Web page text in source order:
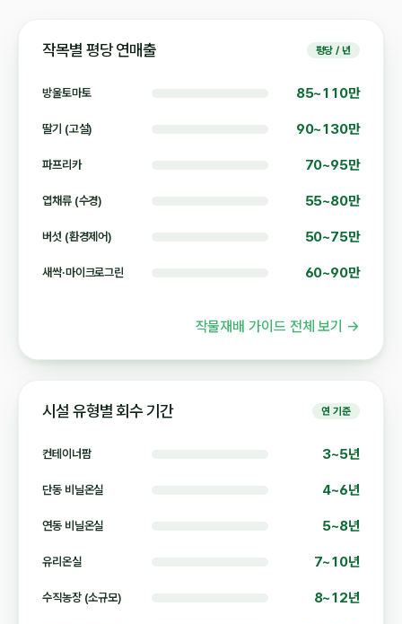
작목별 평당 연매출 평당 / 년
방울토마토 85~110만
딸기 (고설) 90~130만
파프리카 70~95만
엽채류 (수경) 55~80만
버섯 (환경제어) 50~75만
새싹·마이크로그린 60~90만
작물재배 가이드 전체 보기 →
시설 유형별 회수 기간 연 기준
컨테이너팜 3~5년
단동 비닐온실 4~6년
연동 비닐온실 5~8년
유리온실 7~10년
수직농장 (소규모) 8~12년